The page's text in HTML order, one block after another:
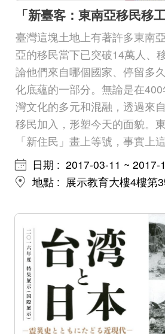
服
務
認
識
臺
史
服
務
箱
「新臺客：東南亞移民移
臺灣這塊土地上有著許多東南
亞的移民當下已突破14萬人、
論他們來自哪個國家、停留多
化底蘊的一部分。無論是在
灣文化的多元和混融，透過來
移民加入，形塑今天的面貌。
「新住民」畫上等號，事實上
日期
2017-03-11 ~ 2017-
地點
展示教育大樓4樓第